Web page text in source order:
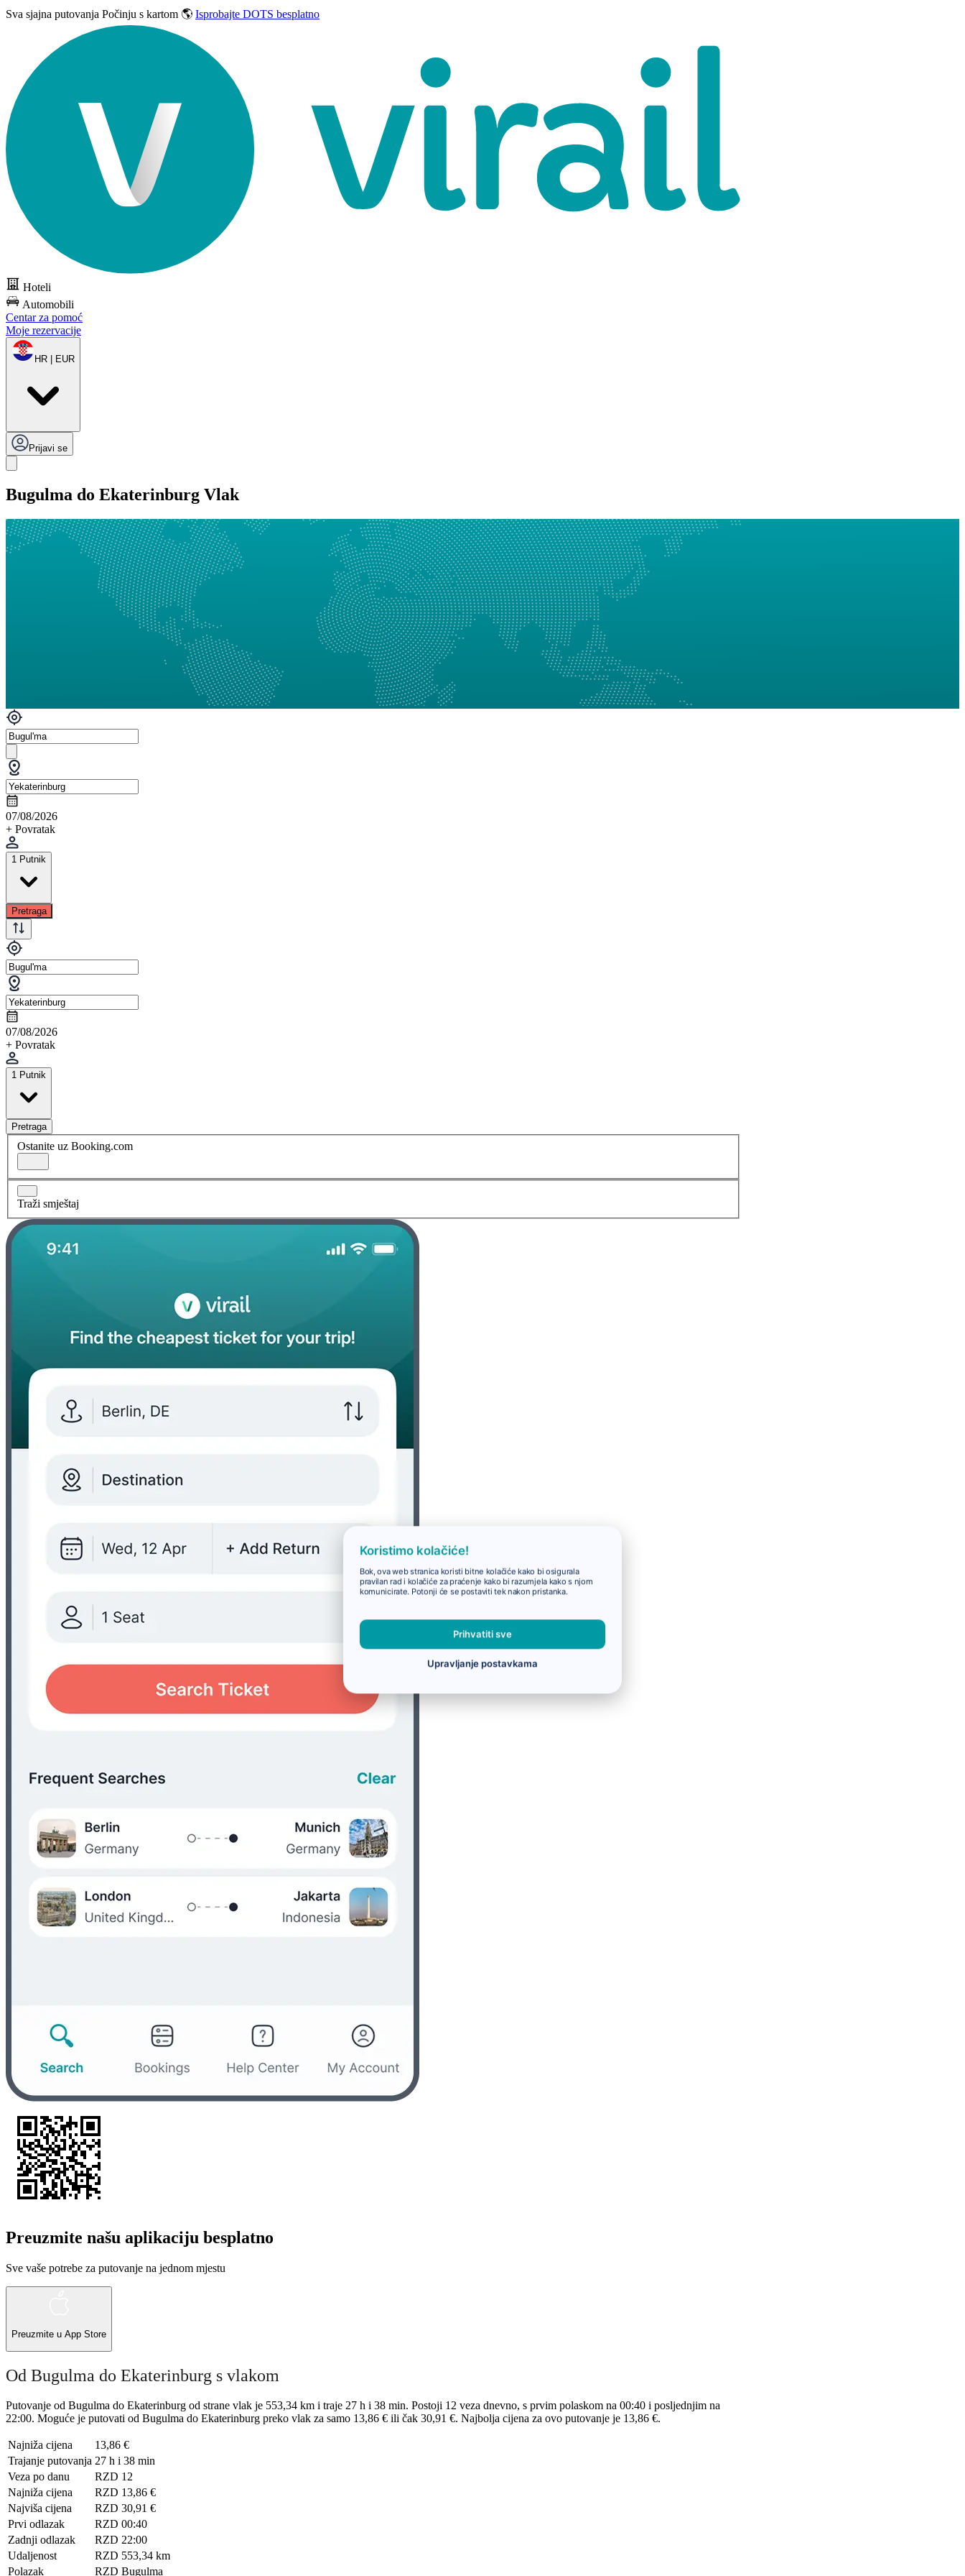
Sva sjajna putovanja Počinju s kartom 🌎 Isprobajte DOTS besplatno
Hoteli
Automobili
Centar za pomoć
Moje rezervacije
HR | EUR
Prijavi se
Bugulma do Ekaterinburg Vlak
07/08/2026
+ Povratak
1 Putnik
Pretraga
07/08/2026
+ Povratak
1 Putnik
Pretraga
Ostanite uz Booking.com
Traži smještaj
Preuzmite našu aplikaciju besplatno
Sve vaše potrebe za putovanje na jednom mjestu
Preuzmite u App Store
Od Bugulma do Ekaterinburg s vlakom
Putovanje od Bugulma do Ekaterinburg od strane vlak je 553,34 km i traje 27 h i 38 min. Postoji 12 veza dnevno, s prvim polaskom na 00:40 i posljednjim na
22:00. Moguće je putovati od Bugulma do Ekaterinburg preko vlak za samo 13,86 € ili čak 30,91 €. Najbolja cijena za ovo putovanje je 13,86 €.
Najniža cijena
13,86 €
Trajanje putovanja 27 h i 38 min
Veza po danu
RZD 12
Najniža cijena
RZD 13,86 €
Najviša cijena
RZD 30,91 €
Prvi odlazak
RZD 00:40
Zadnji odlazak
RZD 22:00
Udaljenost
RZD 553,34 km
Polazak
RZD Bugulma
Koristimo kolačiće!
Bok, ova web stranica koristi bitne kolačiće kako bi osigurala
pravilan rad i kolačiće za praćenje kako bi razumjela kako s njom
komunicirate. Potonji će se postaviti tek nakon pristanka.
Prihvatiti sve
Upravljanje postavkama